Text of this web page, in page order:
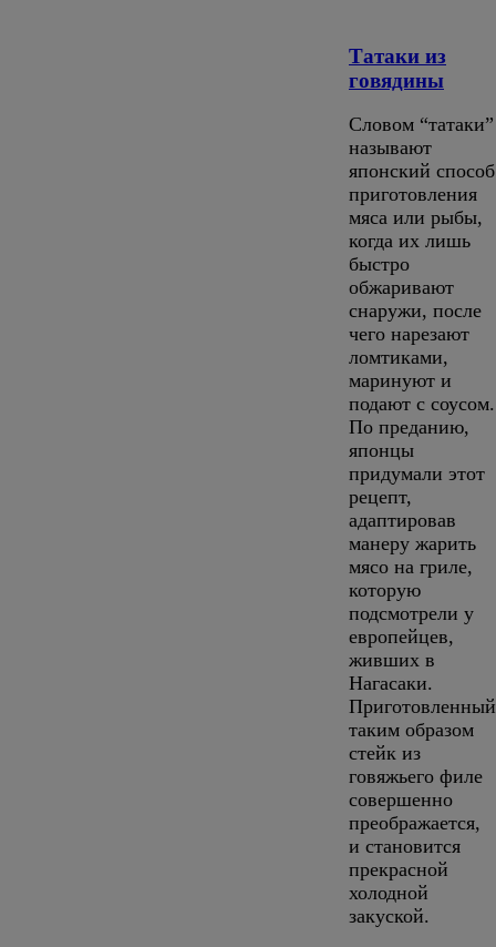
Татаки из
говядины
Словом “татаки”
называют
японский способ
приготовления
мяса или рыбы,
когда их лишь
быстро
обжаривают
снаружи, после
чего нарезают
ломтиками,
маринуют и
подают с соусом.
По преданию,
японцы
придумали этот
рецепт,
адаптировав
манеру жарить
мясо на гриле,
которую
подсмотрели у
европейцев,
живших в
Нагасаки.
Приготовленный
таким образом
стейк из
говяжьего филе
совершенно
преображается,
и становится
прекрасной
холодной
закуской.